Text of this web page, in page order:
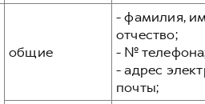
общие
- фамилия,
отчество;
- №
- адрес
почты;